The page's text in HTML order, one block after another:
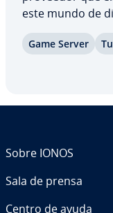
este mundo de
ción a través de
Game Server
Sobre IONOS
Sala de prensa
Centro de ayuda